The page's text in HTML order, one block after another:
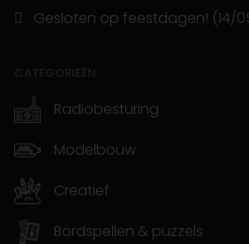
Gesloten op feestdagen! (14/
CATEGORIEËN
Radiobesturing
Modelbouw
Creatief
Bordspellen & puzzels